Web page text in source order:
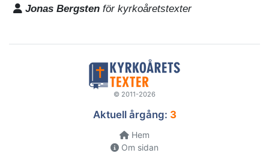
Jonas Bergsten för kyrkoåretstexter
© 2011-2026
Aktuell årgång: 3
Hem
Om sidan